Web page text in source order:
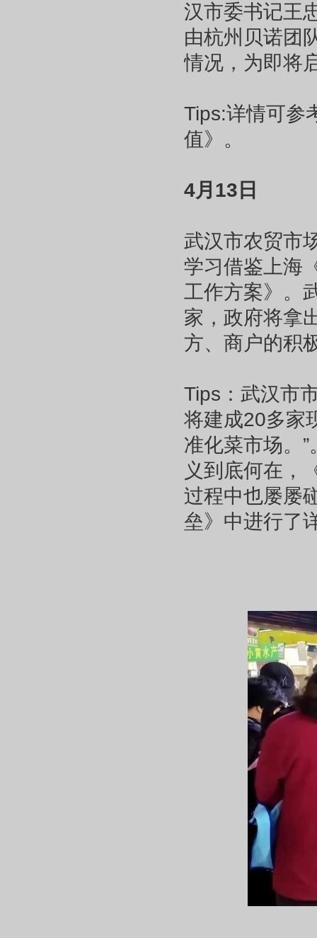
汉市委书记王
由杭州贝诺团
情况，为即将
Tips:详情可参
值》。
4月13日
武汉市农贸市
学习借鉴上海
工作方案》。
家，政府将拿
方、商户的积
Tips：武汉市
将建成20多家
准化菜市场。
义到底何在，
过程中也屡屡
垒》中进行了